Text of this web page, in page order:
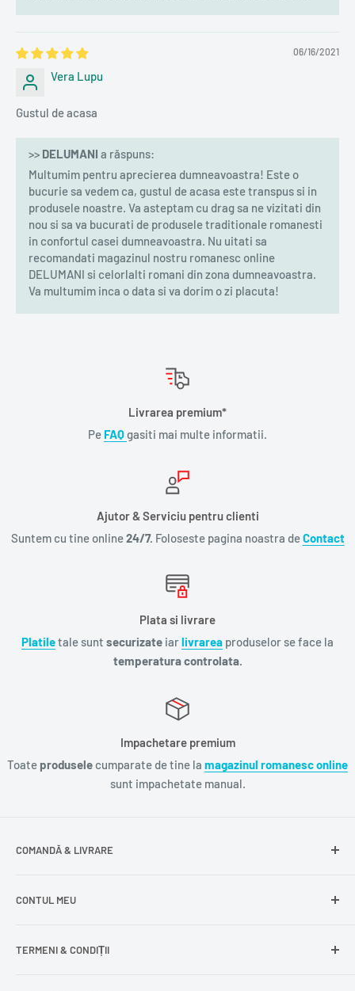
06/16/2021
Vera Lupu
Gustul de acasa
>> DELUMANI a răspuns:
Multumim pentru aprecierea dumneavoastra! Este o
bucurie sa vedem ca, gustul de acasa este transpus si in
produsele noastre. Va asteptam cu drag sa ne vizitati din
nou si sa va bucurati de produsele traditionale romanesti
in confortul casei dumneavoastra. Nu uitati sa
recomandati magazinul nostru romanesc online
DELUMANI si celorlalti romani din zona dumneavoastra.
Va multumim inca o data si va dorim o zi placuta!
Livrarea premium*
Pe FAQgasiti mai multe informatii.
Ajutor & Serviciu pentru clienti
Suntem cu tine online24/7. Foloseste pagina noastra deContact
Plata si livrare
Platiletale sunt securizate iarlivrarea produselor se face la
temperatura controlata.
Impachetare premium
Toate produsele cumparate de tine la magazinul romanesc online
sunt impachetate manual.
COMANDĂ & LIVRARE
Livrare gratuită
CONTUL MEU
Comenzile mele
TERMENI & CONDIȚII